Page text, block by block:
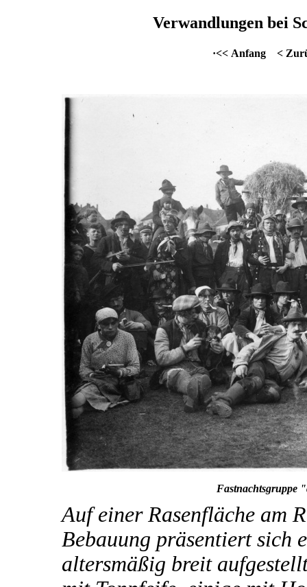
Verwandlungen bei
·<< Anfang <
Fastnachtsgruppe
Auf einer Rasenfläche am
Bebauung präsentiert sich
altersmäßig breit